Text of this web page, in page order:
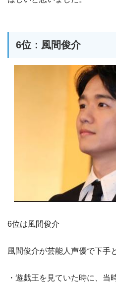
6位：風間俊介
6位は風間俊介
風間俊介が芸能人声優で下手
・遊戯王を見ていた時に、